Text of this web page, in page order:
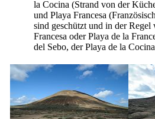
la Cocina (Strand von der
und Playa Francesa
sind geschützt und in der Regel
Francesa oderPlaya de la
del Sebo, derPlaya de la Cocina